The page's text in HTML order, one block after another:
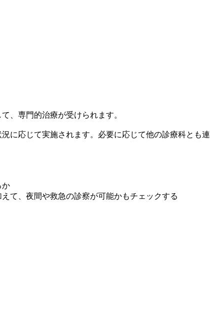
、専門的治療が受けられます。
に応じて実施されます。必要に応じて他の診療科とも連
か
て、夜間や救急の診察が可能かもチェックする